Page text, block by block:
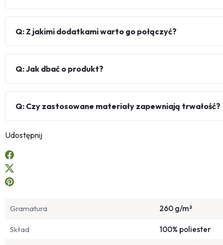
Q: Z jakimi dodatkami warto go połączyć?
Q: Jak dbać o produkt?
Q: Czy zastosowane materiały zapewniają trwałość?
Udostępnij
Gramatura 260 g/m²
Skład 100% poliester